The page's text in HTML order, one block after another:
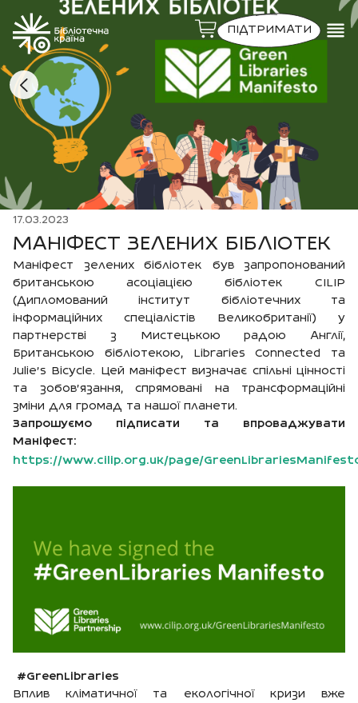
ПІДТРИМАТИ
17.03.2023
МАНІФЕСТ ЗЕЛЕНИХ БІБЛІОТЕК
Маніфест зелених бібліотек був запропонований
британською асоціацією бібліотек CILIP
(Дипломований інститут бібліотечних та
інформаційних спеціалістів Великобританії) у
партнерстві з Мистецькою радою Англії,
Британською бібліотекою, Libraries Connected та
Julie's Bicycle. Цей маніфест визначає спільні цінності
та зобов'язання, спрямовані на трансформаційні
зміни для громад та нашої планети.
Запрошуємо підписати та впроваджувати
Маніфест:
https://www.cilip.org.uk/page/
#GreenLibraries
Вплив кліматичної та екологічної кризи вже